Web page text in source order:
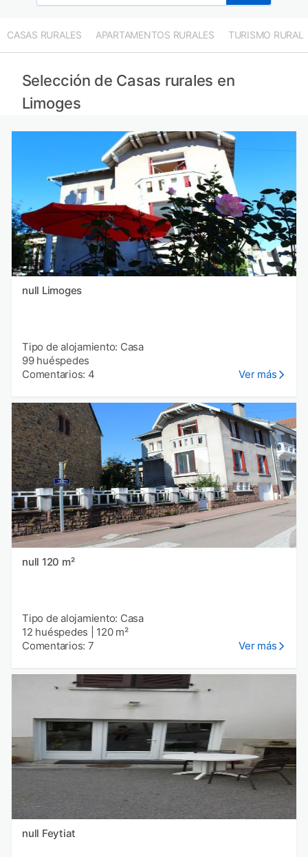
CASAS RURALES APARTAMENTOS RURALES TURISMO RURAL
Selección de Casas rurales en
Limoges
null Limoges
Tipo de alojamiento: Casa
99 huéspedes
Comentarios: 4
Ver más
null 120 m²
Tipo de alojamiento: Casa
12 huéspedes
120 m²
Comentarios: 7
Ver más
null Feytiat